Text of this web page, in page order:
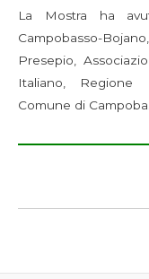
La Mostra ha
Campobasso-
Presepio,
Italiano, Regione
Comune di